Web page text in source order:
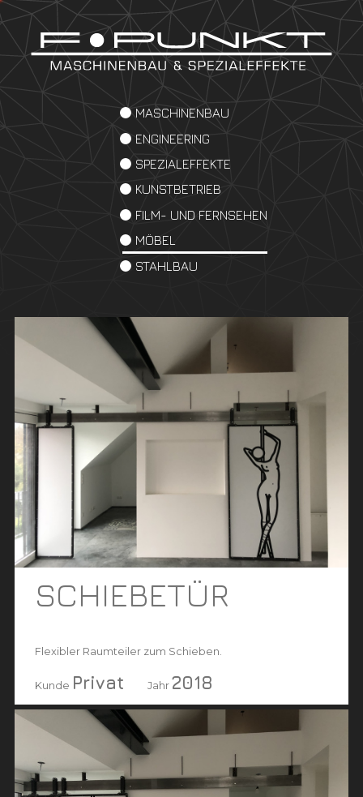
MASCHINENBAU
ENGINEERING
SPEZIALEFFEKTE
KUNSTBETRIEB
FILM- UND FERNSEHEN
MÖBEL
STAHLBAU
SCHIEBETÜR
Flexibler Raumteiler zum Schieben.
Kunde Privat Jahr 2018